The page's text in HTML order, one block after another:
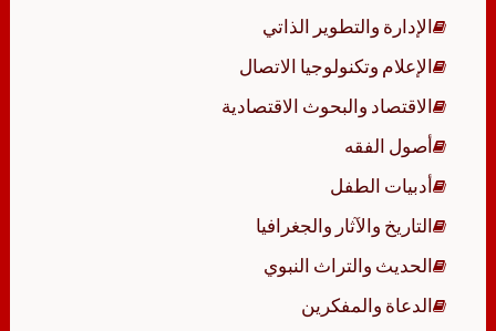
الإدارة والتطوير الذاتي
الإعلام وتكنولوجيا الاتصال
الاقتصاد والبحوث الاقتصادية
أصول الفقه
أدبيات الطفل
التاريخ والآثار والجغرافيا
الحديث والتراث النبوي
الدعاة والمفكرين